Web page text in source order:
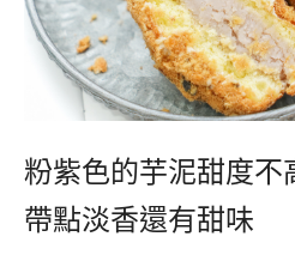
粉紫色的芋泥甜度不
帶點淡香還有甜味